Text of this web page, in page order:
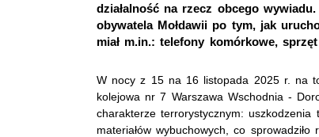
działalność na rzecz obcego
obywatela Mołdawii po tym, jak
miał m.in.: telefony komórkowe,
W nocy z 15 na 16 listopada 2025 r. na
kolejowa nr 7 Warszawa Wschodnia -
charakterze terrorystycznym:
materiałów wybuchowych, co